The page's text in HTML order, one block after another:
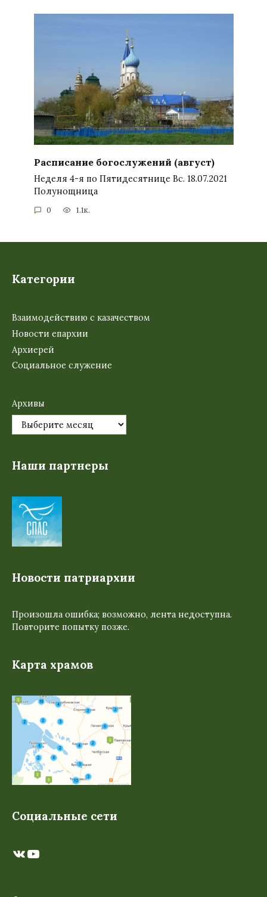
Расписание богослужений (август)
Неделя 4-я по Пятидесятнице Вс. 18.07.2021
Полунощница
0 1.1к.
Категории
Взаимодействию с казачеством
Новости епархии
Архиерей
Социальное служение
Архивы
Наши партнеры
Новости патриархии
Произошла ошибка; возможно, лента недоступна.
Повторите попытку позже.
Карта храмов
Социальные сети
ВКонтакте
YouTube